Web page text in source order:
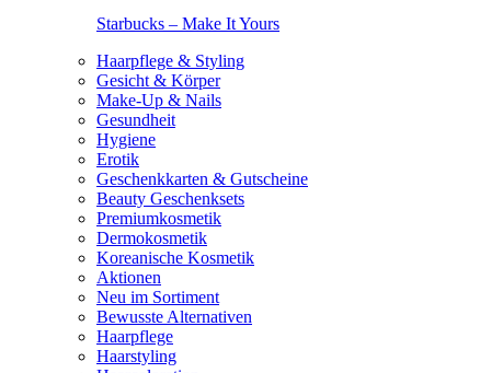
Starbucks – Make It Yours
Haarpflege & Styling
Gesicht & Körper
Make-Up & Nails
Gesundheit
Hygiene
Erotik
Geschenkkarten & Gutscheine
Beauty Geschenksets
Premiumkosmetik
Dermokosmetik
Koreanische Kosmetik
Aktionen
Neu im Sortiment
Bewusste Alternativen
Haarpflege
Haarstyling